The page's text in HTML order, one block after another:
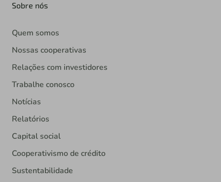
Sobre nós
Quem somos
Nossas cooperativas
Relações com investidores
Trabalhe conosco
Notícias
Relatórios
Capital social
Cooperativismo de crédito
Sustentabilidade